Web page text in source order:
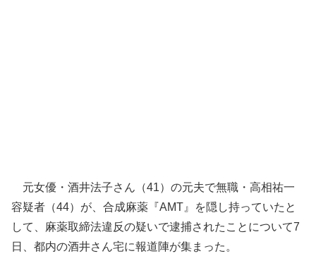
元女優・酒井法子さん（41）の元夫で無職・高相祐一
容疑者（44）が、合成麻薬『AMT』を隠し持っていたと
して、麻薬取締法違反の疑いで逮捕されたことについて7
日、都内の酒井さん宅に報道陣が集まった。